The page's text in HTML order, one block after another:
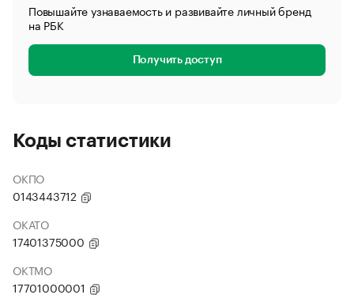
Повышайте узнаваемость и развивайте личный бренд
на РБК
Получить доступ
Коды статистики
ОКПО
0143443712
ОКАТО
17401375000
ОКТМО
17701000001